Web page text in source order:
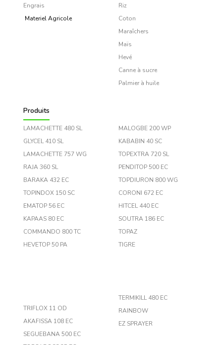
Engrais
Materiel Agricole
Riz
Coton
Maraîchers
Maïs
Hevé
Canne à sucre
Palmier à huile
Produits
LAMACHETTE 480 SL
GLYCEL 410 SL
LAMACHETTE 757 WG
RAJA 360 SL
BARAKA 432 EC
TOPINDOX 150 SC
EMATOP 56 EC
KAPAAS 80 EC
COMMANDO 800 TC
HEVETOP 50 PA
MALOGBE 200 WP
KABABIN 40 SC
TOPEXTRA 720 SL
PENDITOP 500 EC
TOPDIURON 800 WG
CORONI 672 EC
HITCEL 440 EC
SOUTRA 186 EC
TOPAZ
TIGRE
TRIFLOX 11 OD
AKAFISSA 108 EC
SEGUEBANA 500 EC
TERMIKILL 480 EC
RAINBOW
EZ SPRAYER